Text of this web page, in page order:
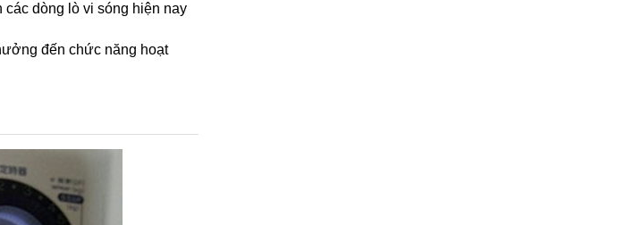
dòng lò vi sóng hiện nay
đến chức năng hoạt